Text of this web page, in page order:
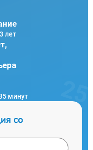
лет
минут
со